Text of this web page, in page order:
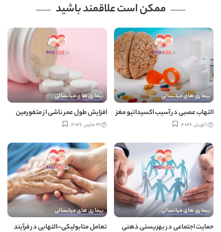
ممکن است علاقمند باشید
بیماری های میانسالی
التهاب عصبی در آسیب اکسیداتیو مغز
1 آوریل 2026
بیماری های میانسالی
افزایش طول عمر ناشی از متفورمین
31 مارس 2026
بیماری های میانسالی
حمایت اجتماعی در بهزیستی ذهنی
بیماری های میانسالی
تعامل متابولیکی–التهابی در فرآیند